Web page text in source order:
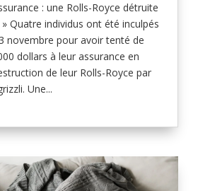
: une Rolls-Royce détruite
Quatre individus ont été inculpés
novembre pour avoir tenté de
dollars à leur assurance en
de leur Rolls-Royce par
Une...